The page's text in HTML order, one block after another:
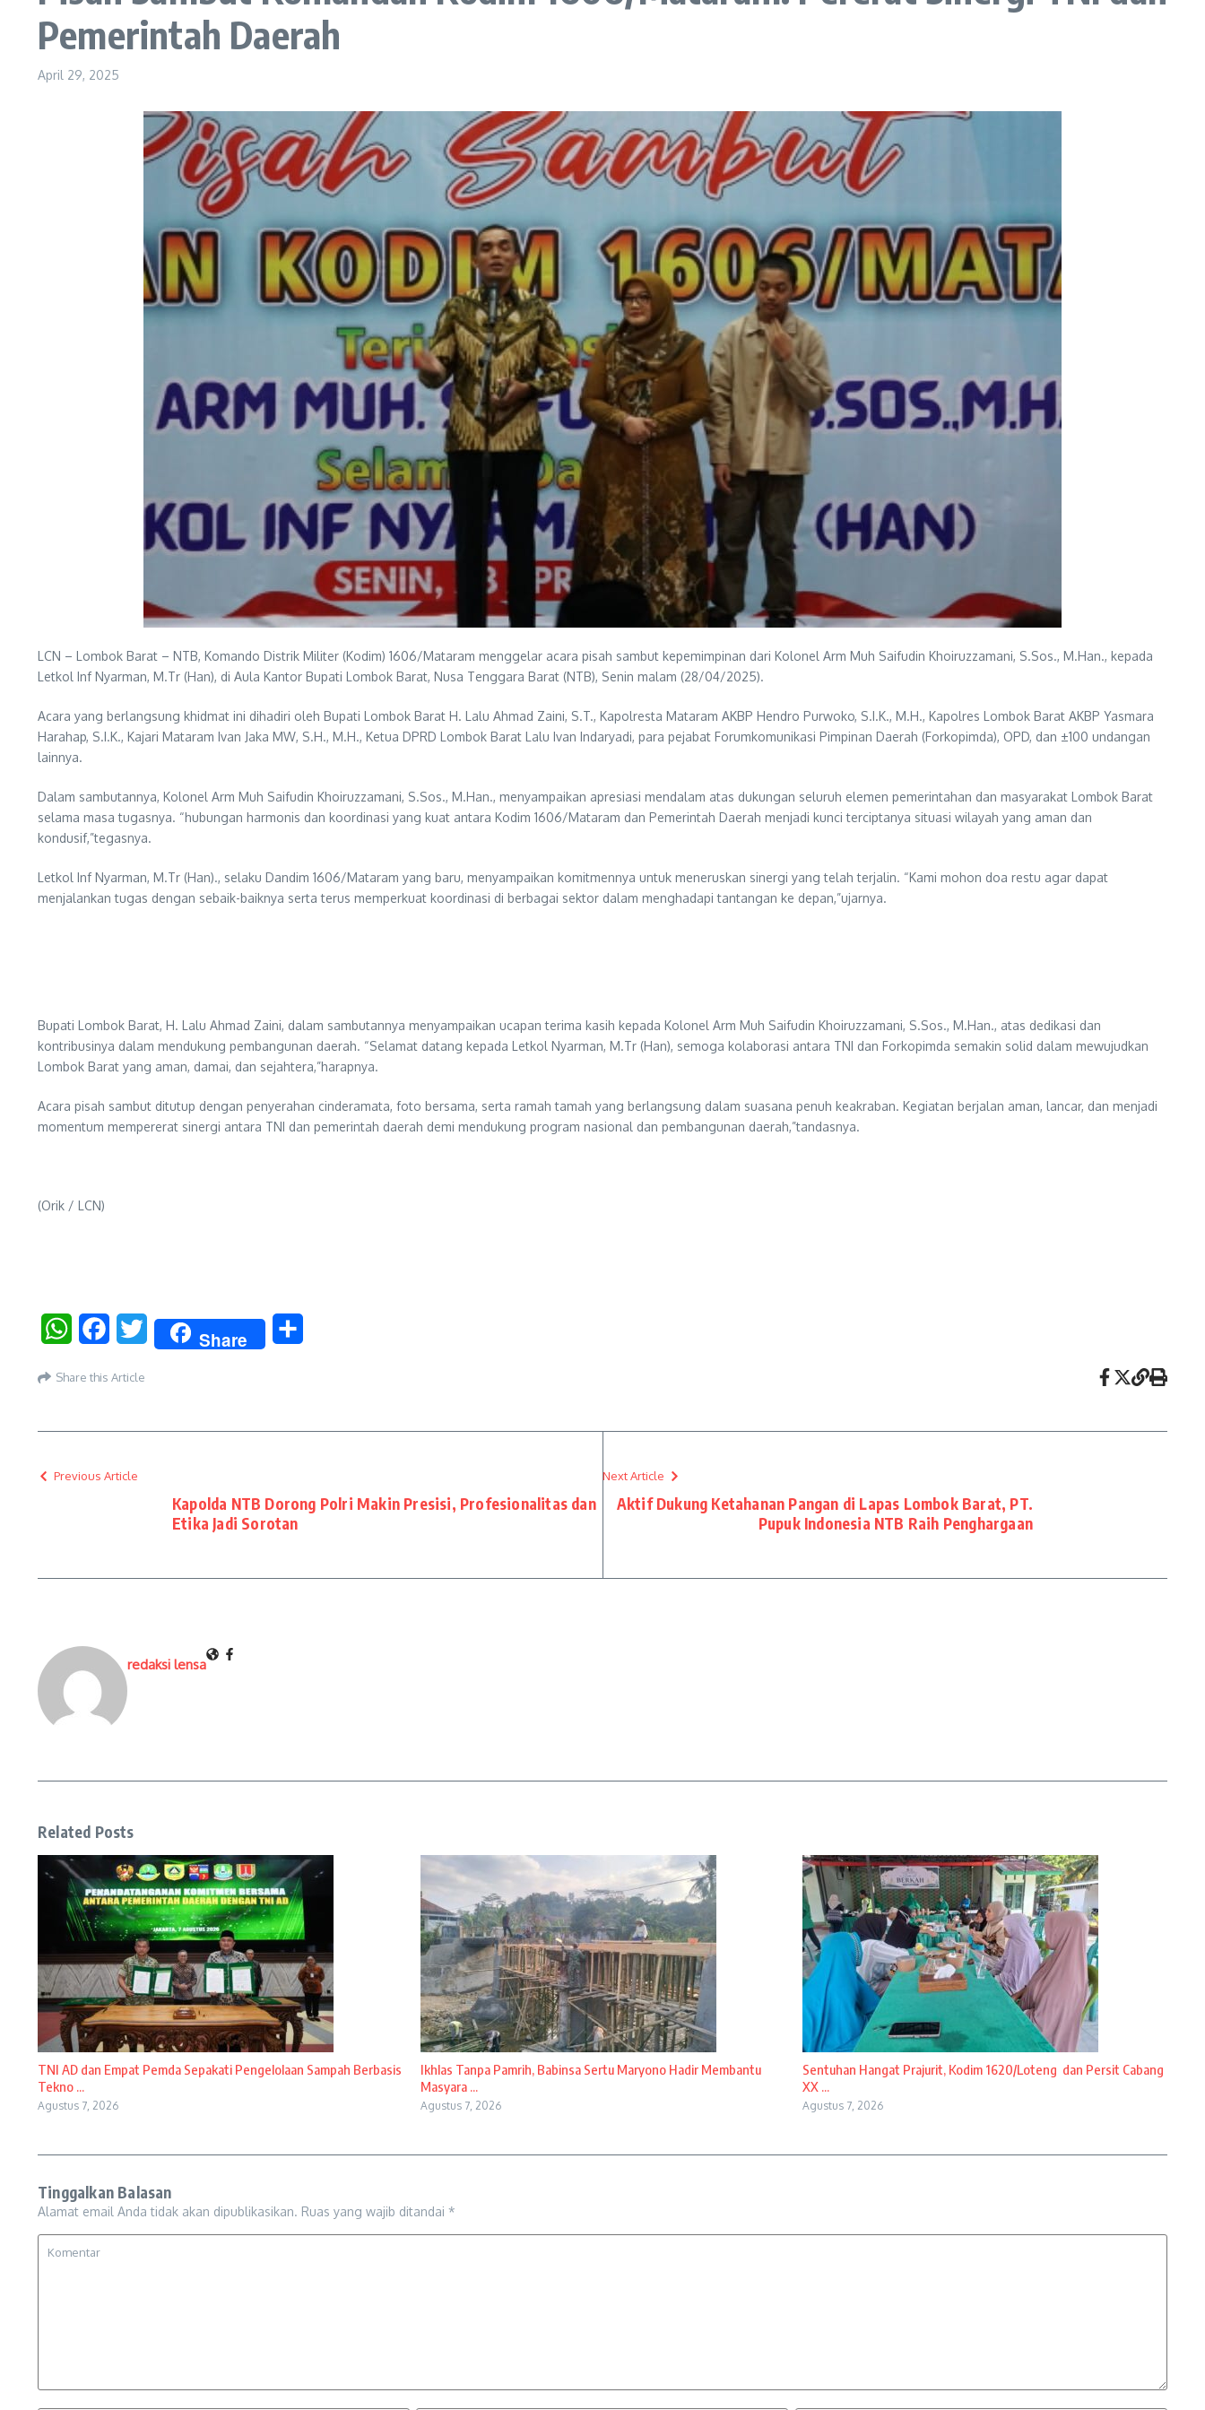
Pemerintah Daerah
April 29, 2025
LCN – Lombok Barat – NTB, Komando Distrik Militer (Kodim) 1606/Mataram menggelar acara pisah sambut kepemimpinan dari Kolonel Arm Muh Saifudin Khoiruzzamani, S.Sos., M.Han., kepada
Letkol Inf Nyarman, M.Tr (Han), di Aula Kantor Bupati Lombok Barat, Nusa Tenggara Barat (NTB), Senin malam (28/04/2025).
Acara yang berlangsung khidmat ini dihadiri oleh Bupati Lombok Barat H. Lalu Ahmad Zaini, S.T., Kapolresta Mataram AKBP Hendro Purwoko, S.I.K., M.H., Kapolres Lombok Barat AKBP Yasmara
Harahap, S.I.K., Kajari Mataram Ivan Jaka MW, S.H., M.H., Ketua DPRD Lombok Barat Lalu Ivan Indaryadi, para pejabat Forumkomunikasi Pimpinan Daerah (Forkopimda), OPD, dan ±100 undangan
lainnya.
Dalam sambutannya, Kolonel Arm Muh Saifudin Khoiruzzamani, S.Sos., M.Han., menyampaikan apresiasi mendalam atas dukungan seluruh elemen pemerintahan dan masyarakat Lombok Barat
selama masa tugasnya. “hubungan harmonis dan koordinasi yang kuat antara Kodim 1606/Mataram dan Pemerintah Daerah menjadi kunci terciptanya situasi wilayah yang aman dan
kondusif,”tegasnya.
Letkol Inf Nyarman, M.Tr (Han)., selaku Dandim 1606/Mataram yang baru, menyampaikan komitmennya untuk meneruskan sinergi yang telah terjalin. “Kami mohon doa restu agar dapat
menjalankan tugas dengan sebaik-baiknya serta terus memperkuat koordinasi di berbagai sektor dalam menghadapi tantangan ke depan,”ujarnya.
Bupati Lombok Barat, H. Lalu Ahmad Zaini, dalam sambutannya menyampaikan ucapan terima kasih kepada Kolonel Arm Muh Saifudin Khoiruzzamani, S.Sos., M.Han., atas dedikasi dan
kontribusinya dalam mendukung pembangunan daerah. “Selamat datang kepada Letkol Nyarman, M.Tr (Han), semoga kolaborasi antara TNI dan Forkopimda semakin solid dalam mewujudkan
Lombok Barat yang aman, damai, dan sejahtera,”harapnya.
Acara pisah sambut ditutup dengan penyerahan cinderamata, foto bersama, serta ramah tamah yang berlangsung dalam suasana penuh keakraban. Kegiatan berjalan aman, lancar, dan menjadi
momentum mempererat sinergi antara TNI dan pemerintah daerah demi mendukung program nasional dan pembangunan daerah,”tandasnya.
(Orik / LCN)
WhatsAppFacebookTwitter Share
Share this Article
Previous Article
Kapolda NTB Dorong Polri Makin Presisi, Profesionalitas dan
Etika Jadi Sorotan
Next Article
Aktif Dukung Ketahanan Pangan di Lapas Lombok Barat, PT.
Pupuk Indonesia NTB Raih Penghargaan
redaksi lensa
Related Posts
TNI AD dan Empat Pemda Sepakati Pengelolaan Sampah Berbasis
Tekno ...
Agustus 7, 2026
Ikhlas Tanpa Pamrih, Babinsa Sertu Maryono Hadir Membantu
Masyara ...
Agustus 7, 2026
Sentuhan Hangat Prajurit, Kodim 1620/Loteng dan Persit Cabang
XX ...
Agustus 7, 2026
Tinggalkan Balasan
Alamat email Anda tidak akan dipublikasikan. Ruas yang wajib ditandai *